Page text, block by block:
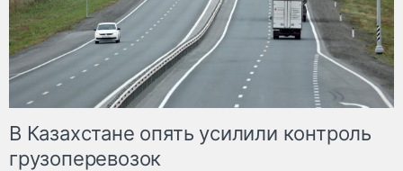
В Казахстане опять усилили контроль
грузоперевозок